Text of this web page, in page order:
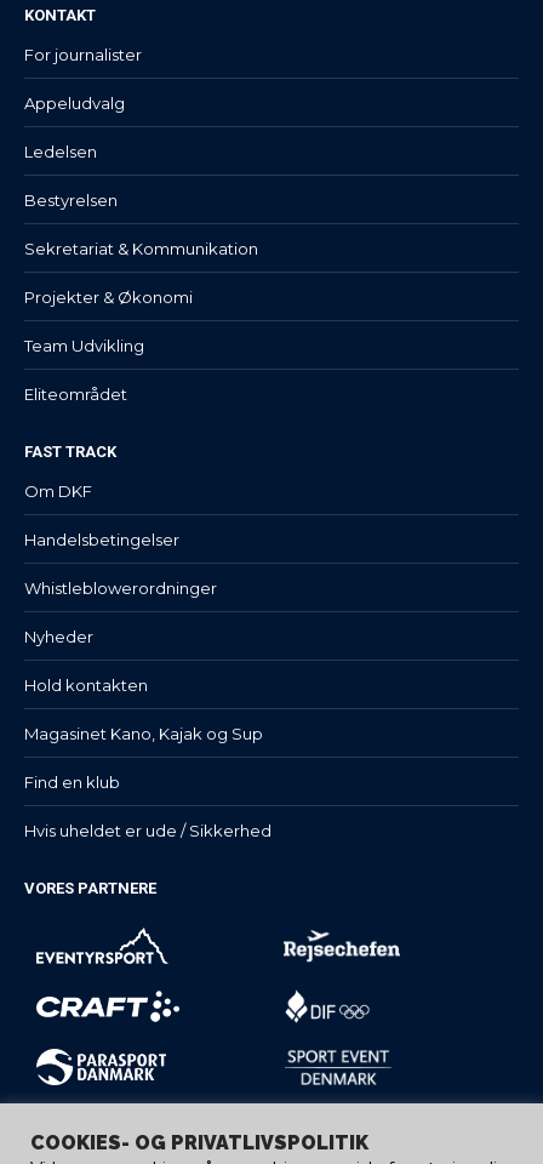
KONTAKT
For journalister
Appeludvalg
Ledelsen
Bestyrelsen
Sekretariat & Kommunikation
Projekter & Økonomi
Team Udvikling
Eliteområdet
FAST TRACK
Om DKF
Handelsbetingelser
Whistleblowerordninger
Nyheder
Hold kontakten
Magasinet Kano, Kajak og Sup
Find en klub
Hvis uheldet er ude / Sikkerhed
VORES PARTNERE
COOKIES- OG PRIVATLIVSPOLITIK